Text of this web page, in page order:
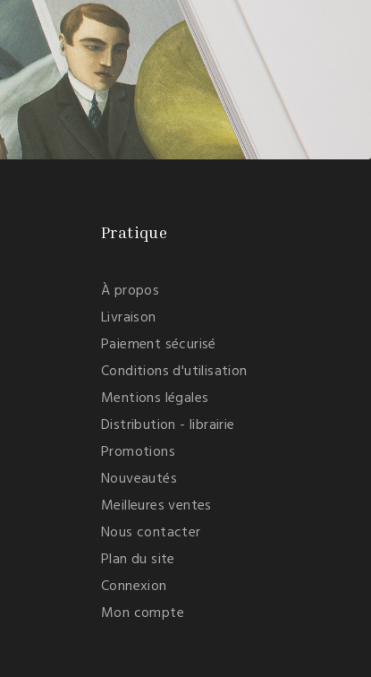
Pratique
À propos
Livraison
Paiement sécurisé
Conditions d'utilisation
Mentions légales
Distribution - librairie
Promotions
Nouveautés
Meilleures ventes
Nous contacter
Plan du site
Connexion
Mon compte